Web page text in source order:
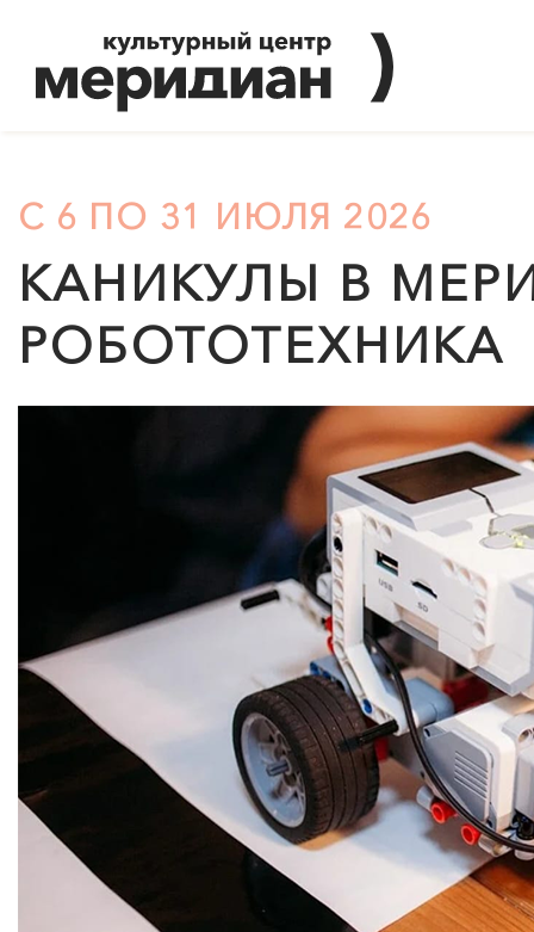
С 6 ПО 31 ИЮЛЯ 2026
КАНИКУЛЫ В
РОБОТОТЕХНИКА